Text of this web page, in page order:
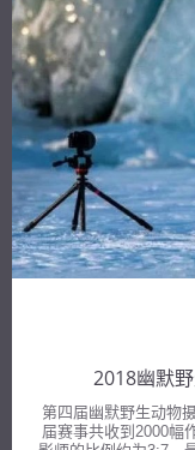
2018幽默
第四届幽默野生动物
届赛事共收到2000幅